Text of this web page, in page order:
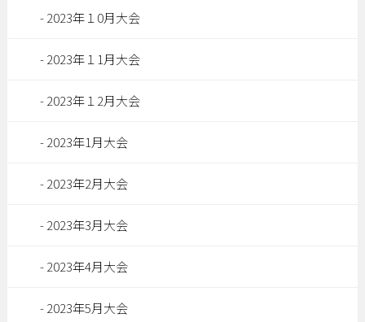
2023年１0月大会
2023年１1月大会
2023年１2月大会
2023年1月大会
2023年2月大会
2023年3月大会
2023年4月大会
2023年5月大会